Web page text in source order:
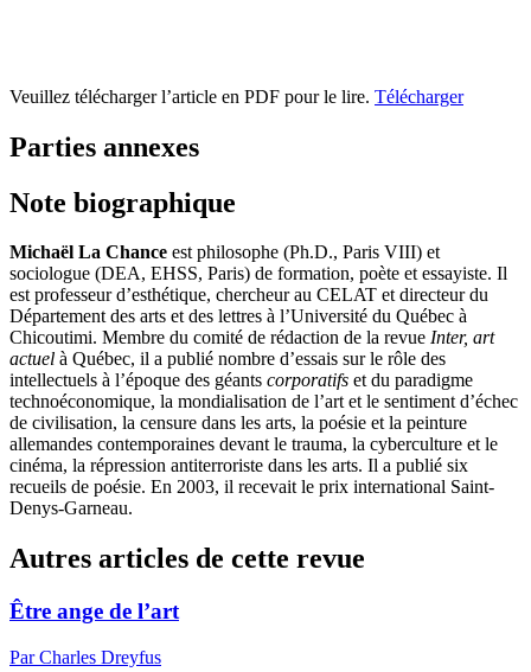
Veuillez télécharger l’article en PDF pour le lire. Télécharger
Parties annexes
Note biographique
Michaël La Chance est philosophe (Ph.D., Paris VIII) et
sociologue (DEA, EHSS, Paris) de formation, poète et essayiste. Il
est professeur d’esthétique, chercheur au CELAT et directeur du
Département des arts et des lettres à l’Université du Québec à
Chicoutimi. Membre du comité de rédaction de la revue Inter, art
actuel à Québec, il a publié nombre d’essais sur le rôle des
intellectuels à l’époque des géants corporatifs et du paradigme
technoéconomique, la mondialisation de l’art et le sentiment d’échec
de civilisation, la censure dans les arts, la poésie et la peinture
allemandes contemporaines devant le trauma, la cyberculture et le
cinéma, la répression antiterroriste dans les arts. Il a publié six
recueils de poésie. En 2003, il recevait le prix international Saint-
Denys-Garneau.
Autres articles de cette revue
Être ange de l’art
Par Charles Dreyfus